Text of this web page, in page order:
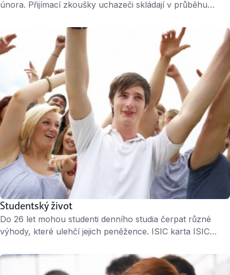
února. Přijímací zkoušky uchazeči skládají v průběhu
dostane dopis, ze kterého se dozví verdikt: byl přijat/nebyl
přijat. Přihlášky Kdy podat přihlášku? Veřejné vysoké školy
většinou přihlášky přijímají do posledního únorového dne.
Na některé fakulty, zejména technické, se …
Studentský život
Do 26 let mohou studenti denního studia čerpat různé
výhody, které ulehčí jejich peněžence. ISIC karta ISIC
mohou nejen vysokoškoláci, ale i studenti středních škol.
Karta jim pak umožňuje čerpat různé výhody a slevy,